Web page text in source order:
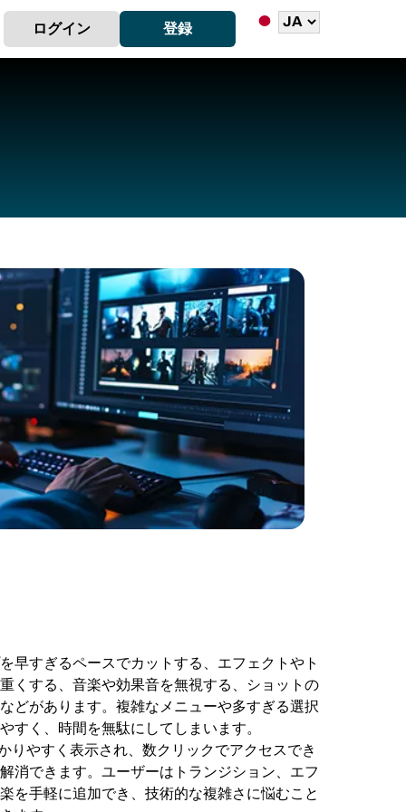
ログイン 登録
早すぎるペースでカットする、エフェクトやト
くする、音楽や効果音を無視する、ショットの
どがあります。複雑なメニューや多すぎる選択
すく、時間を無駄にしてしまいます。
りやすく表示され、数クリックでアクセスでき
消できます。ユーザーはトランジション、エフ
を手軽に追加でき、技術的な複雑さに悩むこと